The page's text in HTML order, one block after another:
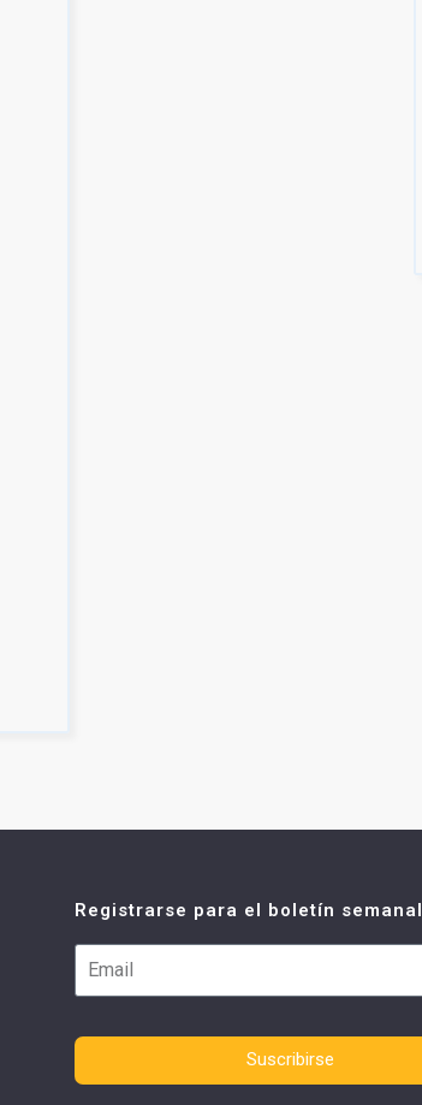
Registrarse para el boletín semanal
Suscribirse